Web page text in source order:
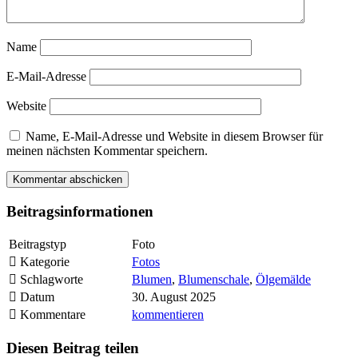
Name
E-Mail-Adresse
Website
Name, E-Mail-Adresse und Website in diesem Browser für
meinen nächsten Kommentar speichern.
Beitragsinformationen
Beitragstyp
Foto
Kategorie
Fotos
Schlagworte
Blumen, Blumenschale, Ölgemälde
Datum
30. August 2025
Kommentare
kommentieren
Diesen Beitrag teilen